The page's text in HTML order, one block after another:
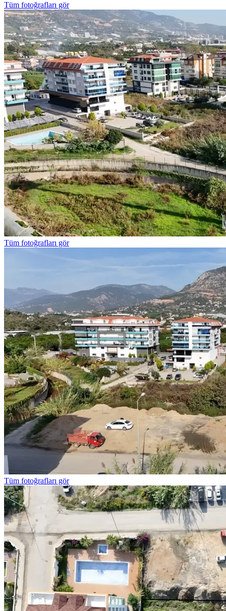
Tüm fotoğrafları gör
Tüm fotoğrafları gör
Tüm fotoğrafları gör